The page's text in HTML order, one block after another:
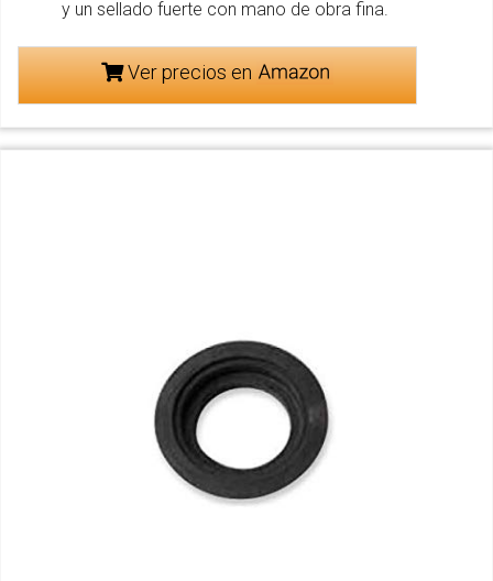
y un sellado fuerte con mano de obra fina.
Ver precios en